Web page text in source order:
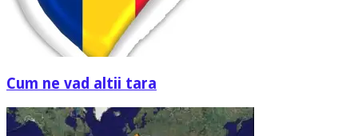
Cum ne vad altii tara